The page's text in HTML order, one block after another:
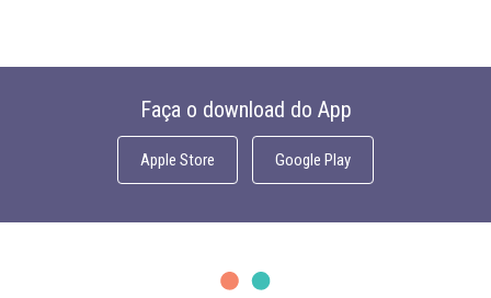
Faça o download do App
Apple Store Google Play